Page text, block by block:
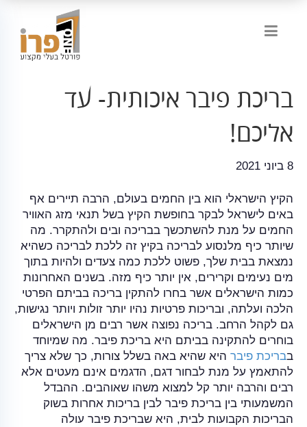
בריכת פיבר איכותית- עד
אליכם!
8 ביוני 2021
הקיץ הישראלי הוא בין החמים בעולם, הרבה תיירים אף
באים לישראל לבקר בחופשת הקיץ בשל תנאי מזג האוויר
החמים על מנת להשתכשך בבריכה ובים ולהתקרר. מה
שיותר כיף מלנסוע לבריכה בקיץ זה ללכת לבריכה כשהיא
נמצאת בבית שלך, פשוט ללכת כמה צעדים ולהיות בתוך
מים נעימים וקרירים, אין יותר כיף מזה. בשנים האחרונות
כמות הישראלים אשר בחרו להתקין בריכה בביתם הפרטי
הלכה ועלתה, ובריכות פרטיות נהיו יותר זולות ויותר נגישות,
גם לקהל הרחב. בריכה נפוצה אשר רבים מן הישראלים
בוחרים להתקינה בביתם היא בריכת פיבר. מה שמיוחד
בבריכת פיבר היא שהיא באה בשלל צורות, כך שלא צריך
להתאמץ על מנת לבחור דגם, הדגמים אינם מעטים אלא
רבים והרבה יותר קל למצוא משהו שאוהבים. ההבדל
המשמעותי בין בריכת פיבר לבין בריכות אחרות בשוק
הבריכות הקבועות לבית, היא שבריכת פיבר עולה